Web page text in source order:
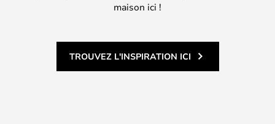
maison ici !
TROUVEZ L'INSPIRATION ICI